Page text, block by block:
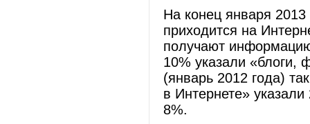
На конец января
приходится на
получают
10% указали «блоги,
(январь 2012 года)
в Интернете»
8%.